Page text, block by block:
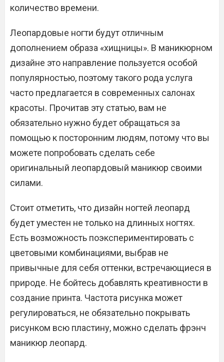
количество времени.
Леопардовые ногти будут отличным
дополнением образа «хищницы». В маникюрном
дизайне это направление пользуется особой
популярностью, поэтому такого рода услуга
часто предлагается в современных салонах
красоты. Прочитав эту статью, вам не
обязательно нужно будет обращаться за
помощью к посторонним людям, потому что вы
можете попробовать сделать себе
оригинальный леопардовый маникюр своими
силами.
Стоит отметить, что дизайн ногтей леопард
будет уместен не только на длинных ногтях.
Есть возможность поэкспериментировать с
цветовыми комбинациями, выбрав не
привычные для себя оттенки, встречающиеся в
природе. Не бойтесь добавлять креативности в
создание принта. Частота рисунка может
регулироваться, не обязательно покрывать
рисунком всю пластину, можно сделать фрэнч
маникюр леопард.